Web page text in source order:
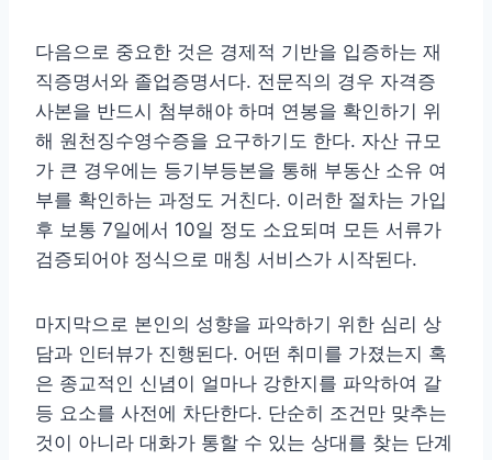
다음으로 중요한 것은 경제적 기반을 입증하는 재
직증명서와 졸업증명서다. 전문직의 경우 자격증
사본을 반드시 첨부해야 하며 연봉을 확인하기 위
해 원천징수영수증을 요구하기도 한다. 자산 규모
가 큰 경우에는 등기부등본을 통해 부동산 소유 여
부를 확인하는 과정도 거친다. 이러한 절차는 가입
후 보통 7일에서 10일 정도 소요되며 모든 서류가
검증되어야 정식으로 매칭 서비스가 시작된다.
마지막으로 본인의 성향을 파악하기 위한 심리 상
담과 인터뷰가 진행된다. 어떤 취미를 가졌는지 혹
은 종교적인 신념이 얼마나 강한지를 파악하여 갈
등 요소를 사전에 차단한다. 단순히 조건만 맞추는
것이 아니라 대화가 통할 수 있는 상대를 찾는 단계